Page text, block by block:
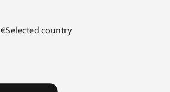
€Selected country